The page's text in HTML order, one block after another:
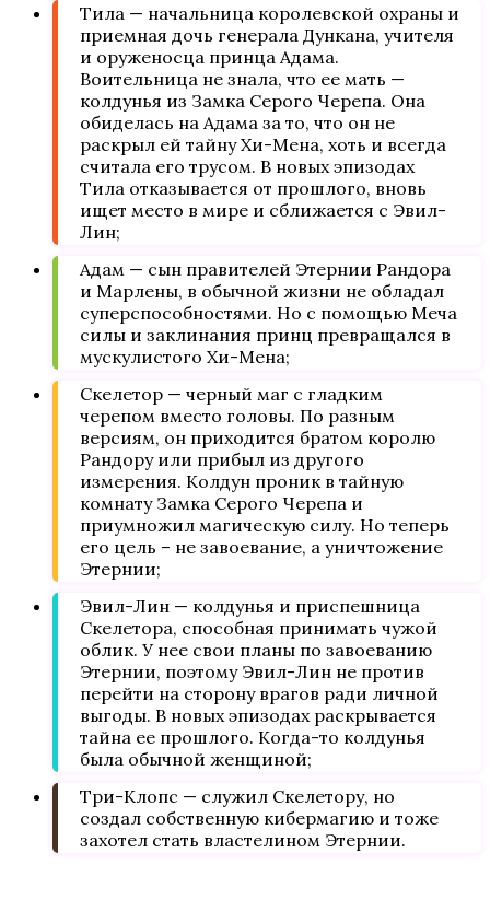
Тила — начальница королевской охраны и
приемная дочь генерала Дункана, учителя
и оруженосца принца Адама.
Воительница не знала, что ее мать —
колдунья из Замка Серого Черепа. Она
обиделась на Адама за то, что он не
раскрыл ей тайну Хи-Мена, хоть и всегда
считала его трусом. В новых эпизодах
Тила отказывается от прошлого, вновь
ищет место в мире и сближается с Эвил-
Лин;
Адам — сын правителей Этернии Рандора
и Марлены, в обычной жизни не обладал
суперспособностями. Но с помощью Меча
силы и заклинания принц превращался в
мускулистого Хи-Мена;
Скелетор — черный маг с гладким
черепом вместо головы. По разным
версиям, он приходится братом королю
Рандору или прибыл из другого
измерения. Колдун проник в тайную
комнату Замка Серого Черепа и
приумножил магическую силу. Но теперь
его цель – не завоевание, а уничтожение
Этернии;
Эвил-Лин — колдунья и приспешница
Скелетора, способная принимать чужой
облик. У нее свои планы по завоеванию
Этернии, поэтому Эвил-Лин не против
перейти на сторону врагов ради личной
выгоды. В новых эпизодах раскрывается
тайна ее прошлого. Когда-то колдунья
была обычной женщиной;
Три-Клопс — служил Скелетору, но
создал собственную кибермагию и тоже
захотел стать властелином Этернии.